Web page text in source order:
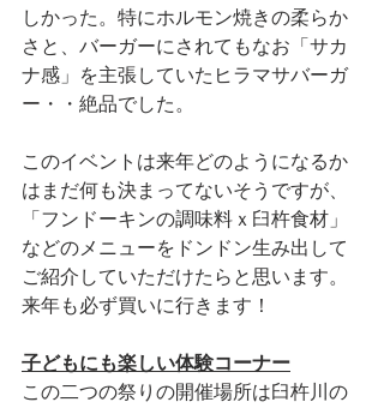
しかった。特にホルモン焼きの柔らか
さと、バーガーにされてもなお「サカ
ナ感」を主張していたヒラマサバーガ
ー・・絶品でした。
このイベントは来年どのようになるか
はまだ何も決まってないそうですが、
「フンドーキンの調味料ｘ臼杵食材」
などのメニューをドンドン生み出して
ご紹介していただけたらと思います。
来年も必ず買いに行きます！
子どもにも楽しい体験コーナー
この二つの祭りの開催場所は臼杵川の